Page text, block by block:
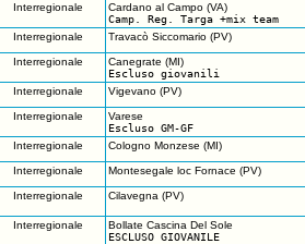
Interregionale
Cardano al Campo (VA)
Camp. Reg. Targa +mix team
Interregionale Travacò Siccomario (PV)
Interregionale
Canegrate (MI)
Escluso giovanili
Interregionale Vigevano (PV)
Interregionale
Varese
Escluso GM-GF
Interregionale Cologno Monzese (MI)
Interregionale Montesegale loc Fornace (PV)
Interregionale Cilavegna (PV)
Interregionale
Bollate Cascina Del Sole
ESCLUSO GIOVANILE